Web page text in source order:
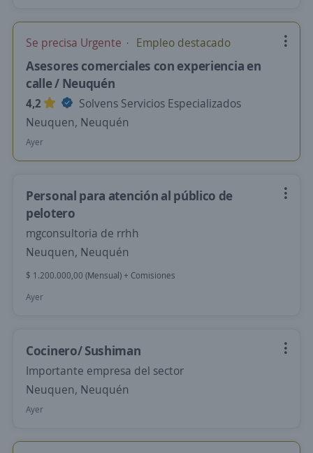
Se precisa Urgente Empleo destacado
Asesores comerciales con experiencia en
calle / Neuquén
4,2
Solvens Servicios Especializados
Neuquen, Neuquén
Ayer
Personal para atención al público de
pelotero
mgconsultoria de rrhh
Neuquen, Neuquén
$ 1.200.000,00 (Mensual) + Comisiones
Ayer
Cocinero/ Sushiman
Importante empresa del sector
Neuquen, Neuquén
Ayer